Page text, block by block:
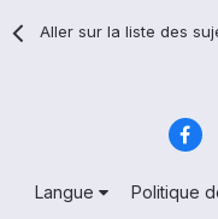
Aller sur la liste des
Langue Politique